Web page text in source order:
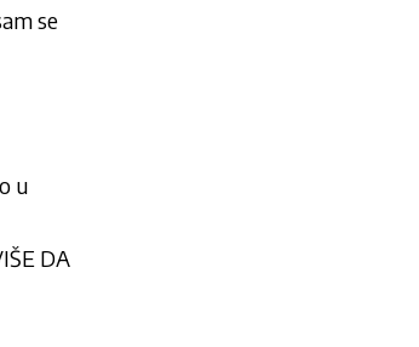
se
u
DA